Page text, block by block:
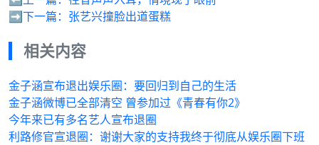
➡️下一篇： 张艺兴撞脸出道蛋糕
相关内容
金子涵宣布退出娱乐圈：要回归到自己的生活
金子涵微博已全部清空 曾参加过《青春有你2》
今年来已有多名艺人宣布退圈
利路修官宣退圈：谢谢大家的支持我终于彻底从娱乐圈下班